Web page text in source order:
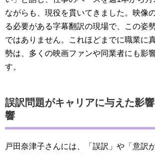
ながらも、現役を貫いてきました。映像
る必要がある字幕翻訳の現場で、この姿
ではありません。これほどまでに職業に
勢は、多くの映画ファンや同業者にも影
す。
誤訳問題がキャリアに与えた影
響
戸田奈津子さんには、「誤訳」や「意訳